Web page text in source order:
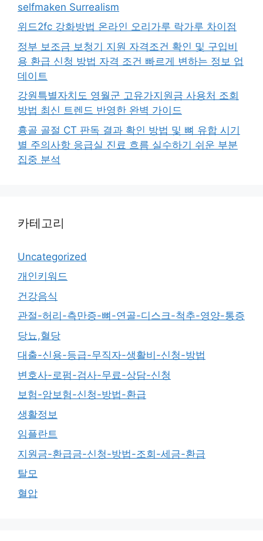
selfmaken Surrealism
위드2fc 강화방법 온라인 오리가루 락가루 차이점
정부 보조금 보청기 지원 자격조건 확인 및 구입비
용 환급 신청 방법 자격 조건 빠르게 변하는 정보 업
데이트
강원특별자치도 영월군 고유가지원금 사용처 조회
방법 최신 트렌드 반영한 완벽 가이드
흉골 골절 CT 판독 결과 확인 방법 및 뼈 유합 시기
별 주의사항 응급실 진료 흐름 실수하기 쉬운 부분
집중 분석
카테고리
Uncategorized
개인키워드
건강음식
관절-허리-측만증-뼈-연골-디스크-척추-영양-통증
당뇨,혈당
대출-신용-등급-무직자-생활비-신청-방법
변호사-로펌-검사-무료-상담-신청
보험-암보험-신청-방법-환급
생활정보
임플란트
지원금-환급금-신청-방법-조회-세금-환급
탈모
혈압